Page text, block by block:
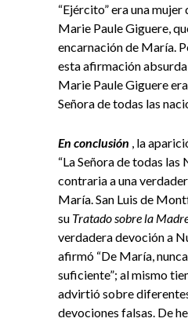
“Ejército” era una
Marie Paule Giguere,
encarnación de María.
esta afirmación
Marie Paule Giguere
Señora de todas las
En conclusión , la
“La Señora de todas las
contraria a una
María. San Luis de
su Tratado sobre la
verdadera devoción a
afirmó “De María,
suficiente”; al mismo
advirtió sobre
devociones falsas. De